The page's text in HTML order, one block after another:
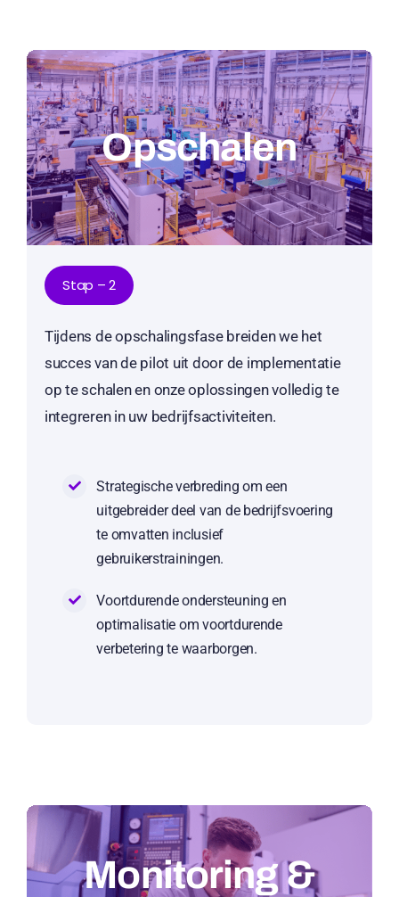
Opschalen
Stap – 2
Tijdens de opschalingsfase breiden we het
succes van de pilot uit door de implementatie
op te schalen en onze oplossingen volledig te
integreren in uw bedrijfsactiviteiten.
Strategische verbreding om een
uitgebreider deel van de bedrijfsvoering
te omvatten inclusief
gebruikerstrainingen.
Voortdurende ondersteuning en
optimalisatie om voortdurende
verbetering te waarborgen.
Monitoring &